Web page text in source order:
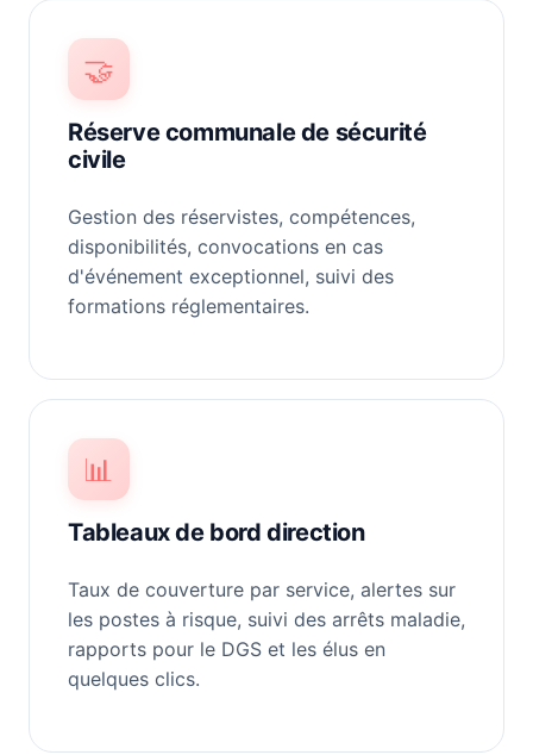
🤝
Réserve communale de sécurité
civile
Gestion des réservistes, compétences,
disponibilités, convocations en cas
d'événement exceptionnel, suivi des
formations réglementaires.
📊
Tableaux de bord direction
Taux de couverture par service, alertes sur
les postes à risque, suivi des arrêts maladie,
rapports pour le DGS et les élus en
quelques clics.